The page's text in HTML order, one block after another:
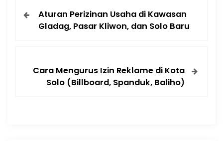
Aturan Perizinan Usaha di Kawasan
Gladag, Pasar Kliwon, dan Solo Baru
Cara Mengurus Izin Reklame di Kota
Solo (Billboard, Spanduk, Baliho)